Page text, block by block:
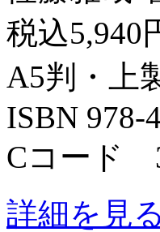
税込5,940
A5判・上
ISBN 978-
Cコード
詳細を見る